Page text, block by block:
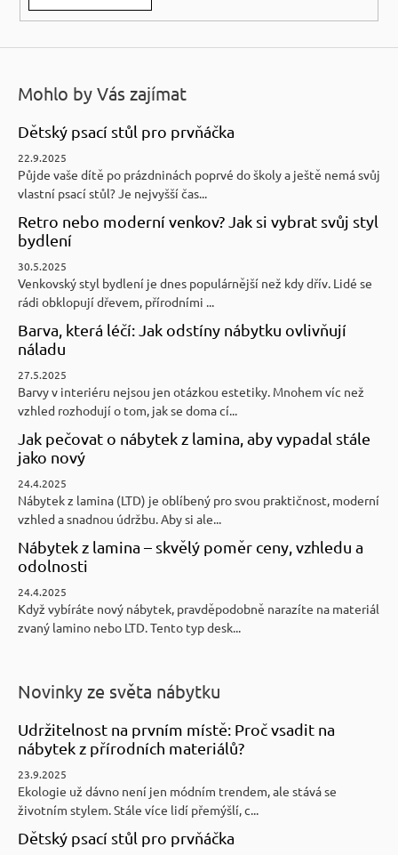
Mohlo by Vás zajímat
Dětský psací stůl pro prvňáčka
22.9.2025
Půjde vaše dítě po prázdninách poprvé do školy a ještě nemá svůj
vlastní psací stůl? Je nejvyšší čas...
Retro nebo moderní venkov? Jak si vybrat svůj styl
bydlení
30.5.2025
Venkovský styl bydlení je dnes populárnější než kdy dřív. Lidé se
rádi obklopují dřevem, přírodními ...
Barva, která léčí: Jak odstíny nábytku ovlivňují
náladu
27.5.2025
Barvy v interiéru nejsou jen otázkou estetiky. Mnohem víc než
vzhled rozhodují o tom, jak se doma cí...
Jak pečovat o nábytek z lamina, aby vypadal stále
jako nový
24.4.2025
Nábytek z lamina (LTD) je oblíbený pro svou praktičnost, moderní
vzhled a snadnou údržbu. Aby si ale...
Nábytek z lamina – skvělý poměr ceny, vzhledu a
odolnosti
24.4.2025
Když vybíráte nový nábytek, pravděpodobně narazíte na materiál
zvaný lamino nebo LTD. Tento typ desk...
Novinky ze světa nábytku
Udržitelnost na prvním místě: Proč vsadit na
nábytek z přírodních materiálů?
23.9.2025
Ekologie už dávno není jen módním trendem, ale stává se
životním stylem. Stále více lidí přemýšlí, c...
Dětský psací stůl pro prvňáčka